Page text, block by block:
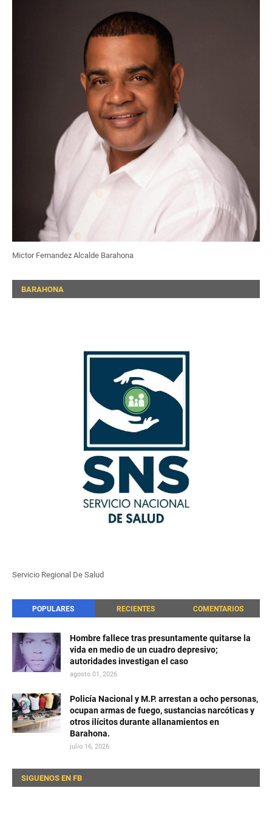
Mictor Fernandez Alcalde Barahona
BARAHONA
Servicio Regional De Salud
POPULARES RECIENTES COMENTARIOS
Hombre fallece tras presuntamente quitarse la
vida en medio de un cuadro depresivo;
autoridades investigan el caso
agosto 01, 2026
Policía Nacional y M.P. arrestan a ocho personas,
ocupan armas de fuego, sustancias narcóticas y
otros ilícitos durante allanamientos en
Barahona.
julio 16, 2026
SIGUENOS EN FB